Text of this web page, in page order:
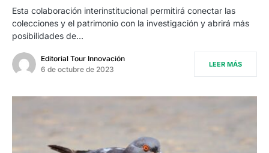
Esta colaboración interinstitucional permitirá conectar las
colecciones y el patrimonio con la investigación y abrirá más
posibilidades de…
Editorial Tour Innovación
6 de octubre de 2023
LEER MÁS